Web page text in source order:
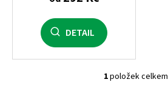
DETAIL
O
1položek celkem